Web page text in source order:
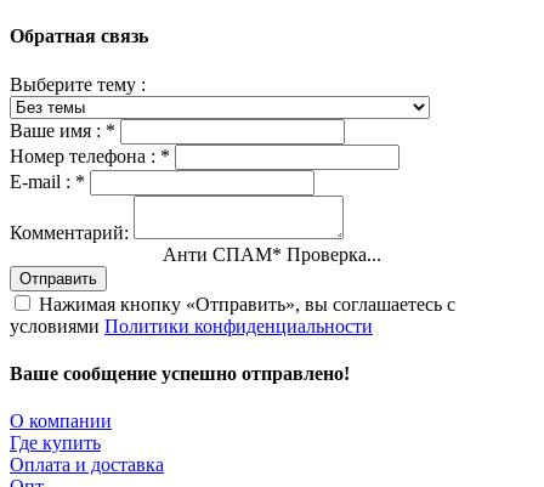
Обратная связь
Выберите тему :
Ваше имя : *
Номер телефона : *
E-mail : *
Комментарий:
Анти СПАМ* Проверка...
Отправить
Нажимая кнопку «Отправить», вы соглашаетесь с
условиями Политики конфиденциальности
Ваше сообщение успешно отправлено!
О компании
Где купить
Оплата и доставка